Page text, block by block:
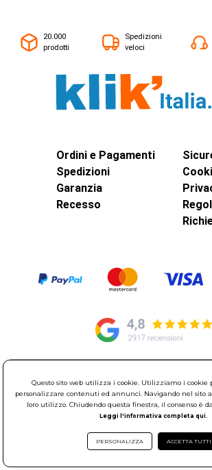
20.000
prodotti
Spedizioni
veloci
Ordini e Pagamenti
Spedizioni
Garanzia
Recesso
© Elettroservice Spa - Sede Legale: Via
00015 Monterotondo Scalo
Partita Iva: 01586761007 - Codice Fiscale:
Sociale 1.600.000,00 Euro i.v. Iscritto al
Roma REA: RM-535144
Sede Operativa: Via Leonardo da Vinci, 40 -
Questo sito web utilizza i cookie. Utilizziamo i cookie
personalizzare contenuti ed annunci. Navigando nel
loro utilizzo. Chiudendo questa finestra, il consenso è
Leggi l'informativa completa qui.
PERSONALIZZA ACCETTA TUTTI